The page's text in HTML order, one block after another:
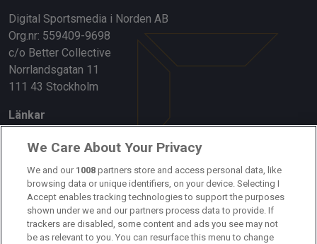
Digital Sportsmedia i Norden AB
Org.nr: 559409-9698
c/o Better Collective
Norrlandsgatan 11
111 43 Stockholm
Länkar
Om oss
Kontakta oss
Kundtjänst
Sponsor: Rekatochklart
We Care About Your Privacy
We and our 1008 partners store and access personal data, like
browsing data or unique identifiers, on your device. Selecting I
Accept enables tracking technologies to support the purposes
shown under we and our partners process data to provide. If
trackers are disabled, some content and ads you see may not
be as relevant to you. You can resurface this menu to change